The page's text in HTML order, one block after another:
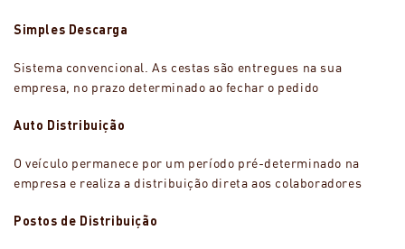
Simples Descarga
Sistema convencional. As cestas são entregues na sua
empresa, no prazo determinado ao fechar o pedido
Auto Distribuição
O veículo permanece por um período pré-determinado na
empresa e realiza a distribuição direta aos colaboradores
Postos de Distribuição